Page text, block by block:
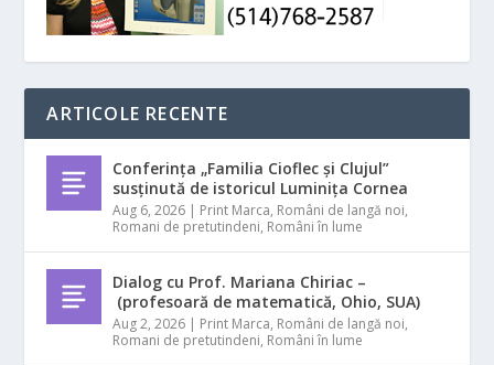
ARTICOLE RECENTE
Conferința „Familia Cioflec și Clujul”
susținută de istoricul Luminița Cornea
Aug 6, 2026 | Print Marca, Români de langă noi,
Romani de pretutindeni, Români în lume
Dialog cu Prof. Mariana Chiriac –
(profesoară de matematică, Ohio, SUA)
Aug 2, 2026 | Print Marca, Români de langă noi,
Romani de pretutindeni, Români în lume